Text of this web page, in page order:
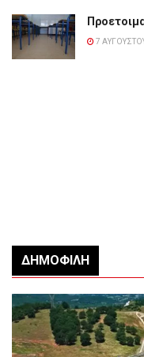
7
ΔΗΜΟΦΙΛΉ